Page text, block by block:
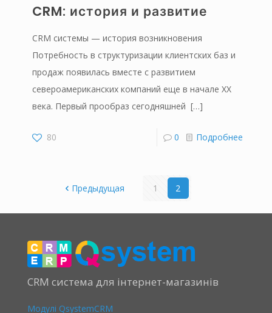
CRM: история и развитие
CRM системы — история возникновения
Потребность в структуризации клиентских баз и
продаж появилась вместе с развитием
североамериканских компаний еще в начале ХХ
века. Первый прообраз сегодняшней […]
80 0 Подробнее
Предыдущая 1 2
CRM система для інтернет-магазинів
Модулі QsystemCRM